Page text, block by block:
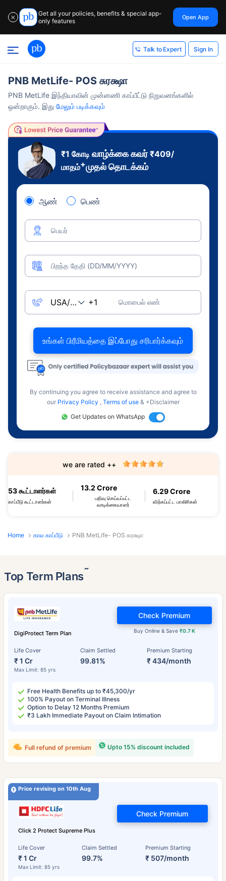
✕
Get all your policies, benefits & special app-
only features
Open App
Talk to Expert Sign In
PNB MetLife- POS சுரக்ஷா
PNB MetLife இந்தியாவின் முன்னணி காப்பீட்டு நிறுவனங்களில்
ஒன்றாகும். இது மேலும் படிக்கவும்
₹1 கோடி வாழ்க்கை கவர்₹409/
மாதம்+முதல் தொடக்கம்
ஆண் பெண்
பெயர்
பிறந்த தேதி (DD/MM/YYYY)
மொபைல் எண்
உங்கள் பிரீமியத்தை இப்போது சரிபார்க்கவும்
By continuing you agree to receive assistance and agree to
our Privacy Policy , Terms of use & +Disclaimer
Get Updates on WhatsApp
53 கூட்டாளர்கள்
காப்பீடு கூட்டாளர்கள்
13.2 Crore
பதிவு செய்யப்பட்ட
வாடிக்கையாளர்
6.29 Crore
விற்கப்பட்ட பாலிசிகள்
we are rated ++
Home கால காப்பீடு PNB MetLife- POS சுரக்ஷா
Top Term Plans˜
DigiProtect Term Plan
Life Cover
₹ 1 Cr
Max Limit: 85 yrs
Claim Settled
99.81%
Premium Starting
₹ 434/month
Buy Online & Save ₹0.7 K
Check Premium
Free Health Benefits up to ₹45,300/yr
100% Payout on Terminal Illness
Option to Delay 12 Months Premium
₹3 Lakh Immediate Payout on Claim Intimation
Upto 15% discount included
Full refund of premium
Price revising on 10th Aug
Click 2 Protect Supreme Plus
Life Cover
₹ 1 Cr
Max Limit: 85 yrs
Claim Settled
99.7%
Premium Starting
₹ 507/month
Check Premium